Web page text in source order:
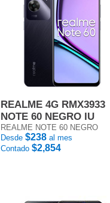
REALME 4G RMX3933
NOTE 60 NEGRO IU
REALME NOTE 60 NEGRO
Desde $238 al mes
Contado $2,854